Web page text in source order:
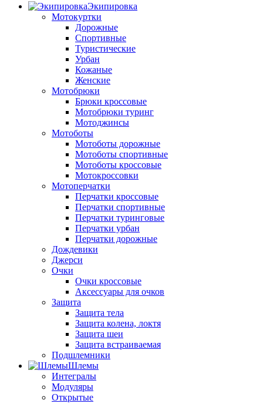
Экипировка
Мотокуртки
Дорожные
Спортивные
Туристические
Урбан
Кожаные
Женские
Мотобрюки
Брюки кроссовые
Мотобрюки туринг
Мотоджинсы
Мотоботы
Мотоботы дорожные
Мотоботы спортивные
Мотоботы кроссовые
Мотокроссовки
Мотоперчатки
Перчатки кроссовые
Перчатки спортивные
Перчатки туринговые
Перчатки урбан
Перчатки дорожные
Дождевики
Джерси
Очки
Очки кроссовые
Аксессуары для очков
Защита
Защита тела
Защита колена, локтя
Защита шеи
Защита встраиваемая
Подшлемники
Шлемы
Интегралы
Модуляры
Открытые